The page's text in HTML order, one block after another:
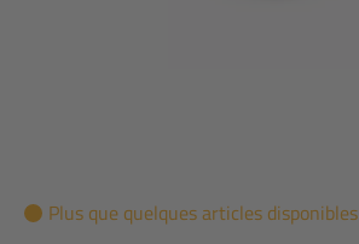
Plus que quelques articles disponibles